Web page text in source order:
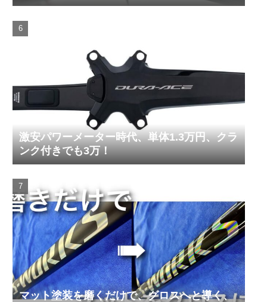
激安パワーメーター時代、単体1.3万円、クラ
ンク付きでも3万！
マット塗装を磨くだけで、グロスへと導く、